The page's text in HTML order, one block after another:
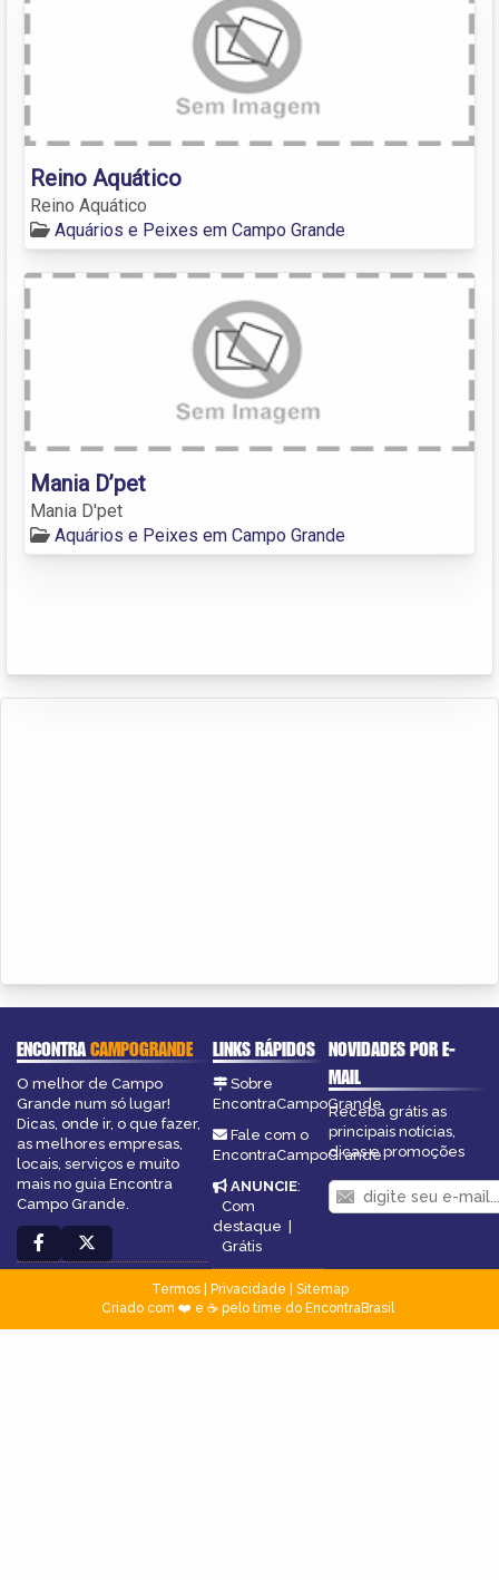
Reino Aquático
Reino Aquático
Aquários e Peixes em Campo Grande
Mania D’pet
Mania D'pet
Aquários e Peixes em Campo Grande
ENCONTRACAMPOGRANDE
O melhor de Campo
Grande num só lugar!
Dicas, onde ir, o que fazer,
as melhores empresas,
locais, serviços e muito
mais no guia Encontra
Campo Grande.
LINKS RÁPIDOS
Sobre
EncontraCampoGrande
Fale com o
EncontraCampoGrande
ANUNCIE:
Com
destaque |
Grátis
NOVIDADES POR E-
MAIL
Receba grátis as
principais notícias,
dicas e promoções
Termos| Privacidade
Sitemap
Criado com ❤️ e ☕ pelo time do EncontraBrasil